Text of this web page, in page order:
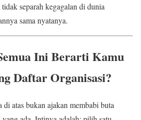
separah kegagalan di dunia
sama nyatanya.
Ini Berarti Kamu
Daftar Organisasi?
atas bukan ajakan membabi buta